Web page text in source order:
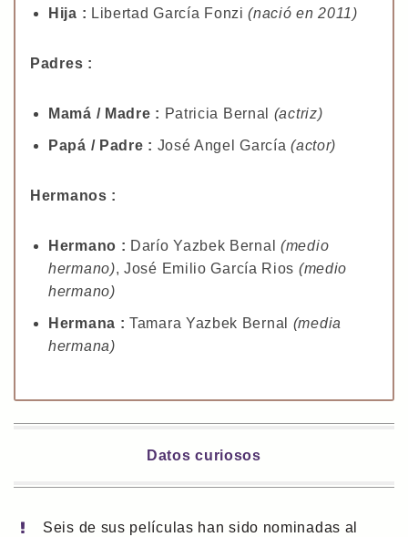
Hija : Libertad García Fonzi(nació en 2011)
Padres :
Mamá / Madre : Patricia Bernal (actriz)
Papá / Padre : José Angel García(actor)
Hermanos :
Hermano : Darío Yazbek Bernal (medio
hermano), José Emilio García Rios (medio
hermano)
Hermana : Tamara Yazbek Bernal (media
hermana)
Datos curiosos
Seis de sus películas han sido nominadas al